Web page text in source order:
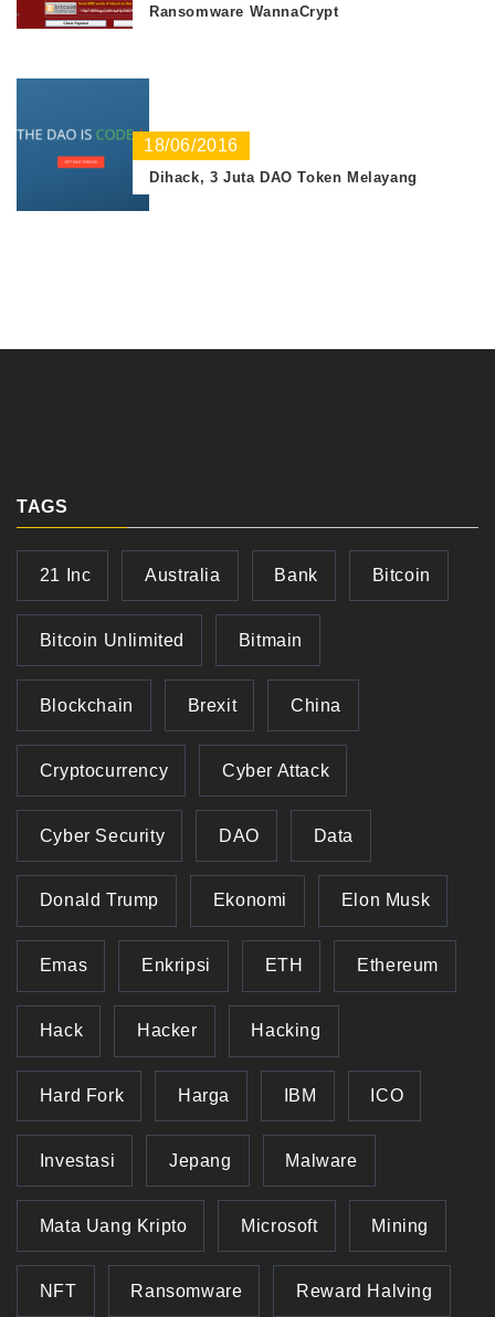
Ransomware WannaCrypt
18/06/2016
Dihack, 3 Juta DAO Token Melayang
TAGS
21 Inc Australia Bank Bitcoin
Bitcoin Unlimited Bitmain
Blockchain Brexit China
Cryptocurrency Cyber Attack
Cyber Security DAO Data
Donald Trump Ekonomi Elon Musk
Emas Enkripsi ETH Ethereum
Hack Hacker Hacking
Hard Fork Harga IBM ICO
Investasi Jepang Malware
Mata Uang Kripto Microsoft Mining
NFT Ransomware Reward Halving